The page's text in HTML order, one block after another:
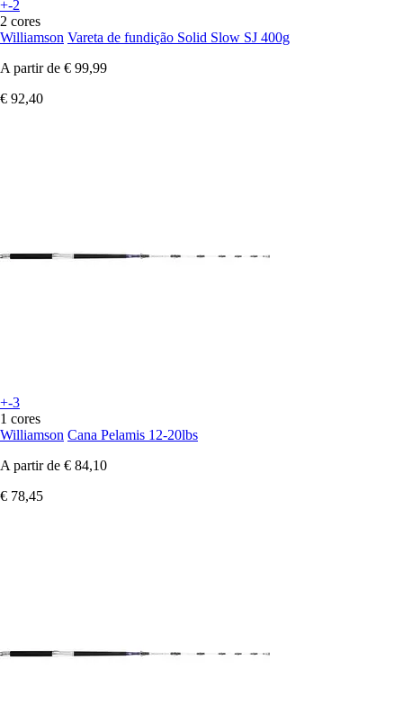
+-2
2 cores
Williamson Vareta de fundição Solid Slow SJ 400g
A partir de € 99,99
€ 92,40
+-3
1 cores
Williamson Cana Pelamis 12-20lbs
A partir de € 84,10
€ 78,45